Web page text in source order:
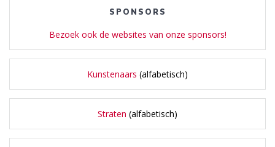
SPONSORS
Bezoek ook de websites van onze sponsors!
Kunstenaars (alfabetisch)
Straten (alfabetisch)